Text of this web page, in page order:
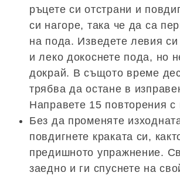
ръцете си отстрани и
си нагоре, така че да са
на пода. Изведете левия си
и леко докоснете пода, но
докрай. В същото време
трябва да остане в
Направете 15 повторения с
Без да променяте
повдигнете краката си,
предишното упражнение.
заедно и ги спуснете на